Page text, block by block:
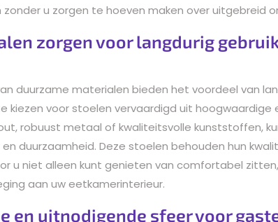
u zorgen te hoeven maken over uitgebreid
zorgen voor langdurig
duurzame materialen bieden het voordeel van
kiezen voor stoelen vervaardigd uit hoogwaardige
robuust metaal of kwaliteitsvolle kunststoffen,
duurzaamheid. Deze stoelen behouden hun
u niet alleen kunt genieten van comfortabel
aan uw eetkamerinterieur.
en uitnodigende sfeer voor